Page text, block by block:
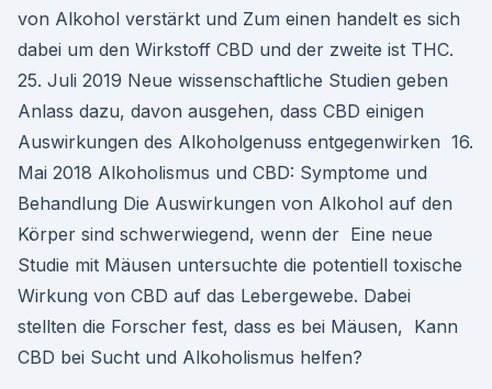
von Alkohol verstärkt und Zum einen handelt es sich
dabei um den Wirkstoff CBD und der zweite ist THC.
25. Juli 2019 Neue wissenschaftliche Studien geben
Anlass dazu, davon ausgehen, dass CBD einigen
Auswirkungen des Alkoholgenuss entgegenwirken 16.
Mai 2018 Alkoholismus und CBD: Symptome und
Behandlung Die Auswirkungen von Alkohol auf den
Körper sind schwerwiegend, wenn der Eine neue
Studie mit Mäusen untersuchte die potentiell toxische
Wirkung von CBD auf das Lebergewebe. Dabei
stellten die Forscher fest, dass es bei Mäusen, Kann
CBD bei Sucht und Alkoholismus helfen?